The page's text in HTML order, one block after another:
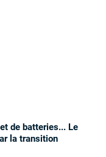
de batteries... Le
la transition